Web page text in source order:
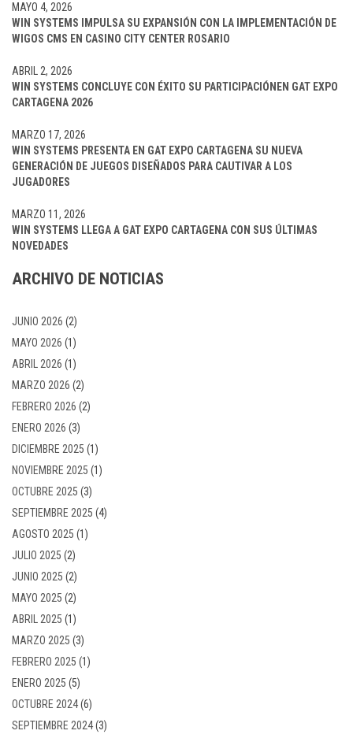
WIN SYSTEMS IMPULSA SU EXPANSIÓN CON LA IMPLEMENTACIÓN DE
WIGOS CMS EN CASINO CITY CENTER ROSARIO
MAYO 4, 2026
WIN SYSTEMS CONCLUYE CON ÉXITO SU PARTICIPACIÓNEN GAT EXPO
CARTAGENA 2026
ABRIL 2, 2026
WIN SYSTEMS PRESENTA EN GAT EXPO CARTAGENA SU NUEVA
GENERACIÓN DE JUEGOS DISEÑADOS PARA CAUTIVAR A LOS
JUGADORES
MARZO 17, 2026
WIN SYSTEMS LLEGA A GAT EXPO CARTAGENA CON SUS ÚLTIMAS
NOVEDADES
MARZO 11, 2026
ARCHIVO DE NOTICIAS
JUNIO 2026 (2)
MAYO 2026 (1)
ABRIL 2026 (1)
MARZO 2026 (2)
FEBRERO 2026 (2)
ENERO 2026 (3)
DICIEMBRE 2025 (1)
NOVIEMBRE 2025 (1)
OCTUBRE 2025 (3)
SEPTIEMBRE 2025 (4)
AGOSTO 2025 (1)
JULIO 2025 (2)
JUNIO 2025 (2)
MAYO 2025 (2)
ABRIL 2025 (1)
MARZO 2025 (3)
FEBRERO 2025 (1)
ENERO 2025 (5)
OCTUBRE 2024(6)
SEPTIEMBRE 2024(3)